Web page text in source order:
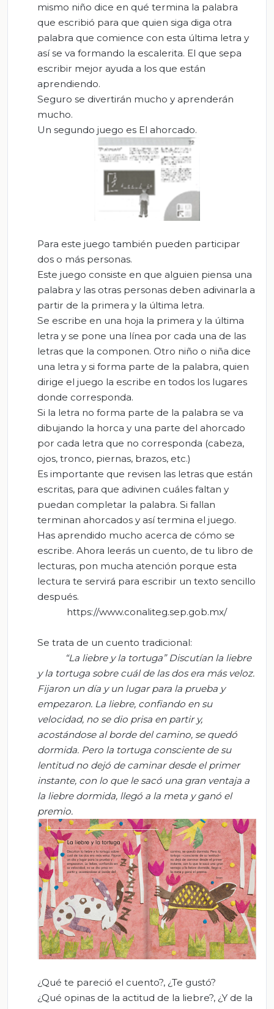
mismo niño dice en qué termina la palabra
que escribió para que quien siga diga otra
palabra que comience con esta última letra y
así se va formando la escalerita. El que sepa
escribir mejor ayuda a los que están
aprendiendo.
Seguro se divertirán mucho y aprenderán
mucho.
Un segundo juego es El ahorcado.
Para este juego también pueden participar
dos o más personas.
Este juego consiste en que alguien piensa una
palabra y las otras personas deben adivinarla a
partir de la primera y la última letra.
Se escribe en una hoja la primera y la última
letra y se pone una línea por cada una de las
letras que la componen. Otro niño o niña dice
una letra y si forma parte de la palabra, quien
dirige el juego la escribe en todos los lugares
donde corresponda.
Si la letra no forma parte de la palabra se va
dibujando la horca y una parte del ahorcado
por cada letra que no corresponda (cabeza,
ojos, tronco, piernas, brazos, etc.)
Es importante que revisen las letras que están
escritas, para que adivinen cuáles faltan y
puedan completar la palabra. Si fallan
terminan ahorcados y así termina el juego.
Has aprendido mucho acerca de cómo se
escribe. Ahora leerás un cuento, de tu libro de
lecturas, pon mucha atención porque esta
lectura te servirá para escribir un texto sencillo
después.
https://www.conaliteg.sep.gob.mx/
Se trata de un cuento tradicional:
“La liebre y la tortuga” Discutían la liebre
y la tortuga sobre cuál de las dos era más veloz.
Fijaron un día y un lugar para la prueba y
empezaron. La liebre, confiando en su
velocidad, no se dio prisa en partir y,
acostándose al borde del camino, se quedó
dormida. Pero la tortuga consciente de su
lentitudno dejó de caminar desde el primer
instante, con lo que le sacó una gran ventaja a
la liebre dormida, llegó a la meta y ganó el
premio.
¿Qué te pareció el cuento?, ¿Te gustó?
¿Qué opinas de la actitud de la liebre?, ¿Y de la